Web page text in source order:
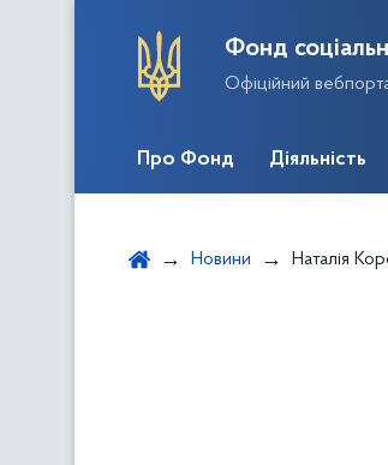
Фонд
Офіційний
Про Фонд Діяльність
Новини Наталія